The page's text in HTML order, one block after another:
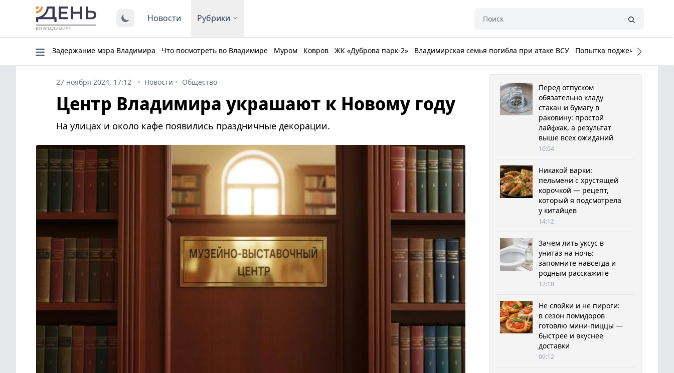
Новости Рубрики
Задержание мэра Владимира Что посмотреть во Владимире Муром Ковров ЖК «Дуброва парк-2» Владимирская семья погибла при атаке ВСУ Попытка поджечь Белый
27 ноября 2024, 17:12 Новости Общество
Центр Владимира украшают к Новому году
На улицах и около кафе появились праздничные декорации.
Перед отпуском
обязательно кладу
стакан и бумагу в
раковину: простой
лайфхак, а результат
выше всех ожиданий
16:04
Никакой варки:
пельмени с хрустящей
корочкой — рецепт,
который я подсмотрела
у китайцев
14:12
Зачем лить уксус в
унитаз на ночь:
запомните навсегда и
родным расскажите
12:18
Не слойки и не пироги:
в сезон помидоров
готовлю мини-пиццы —
быстрее и вкуснее
доставки
09:12